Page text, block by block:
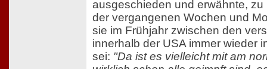
ausgeschieden und erwähnte, zu
der vergangenen Wochen und
sie im Frühjahr zwischen den
innerhalb der USA immer wieder
sei: "Da ist es vielleicht mit am